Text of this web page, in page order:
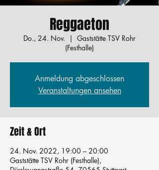
Reggaeton
Do., 24. Nov.
  |
Gaststätte TSV Rohr
(Festhalle)
Anmeldung abgeschlossen
Veranstaltungen ansehen
Zeit & Ort
24. Nov. 2022, 19:00 – 20:00
Gaststätte TSV Rohr (Festhalle),